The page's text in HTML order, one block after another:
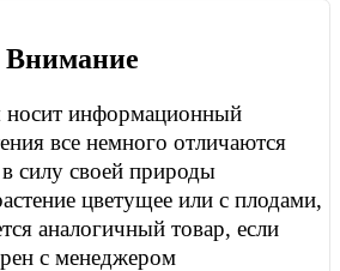
Внимание
носит информационный
все немного отличаются
силу своей природы
цветущее или с плодами,
аналогичный товар, если
с менеджером